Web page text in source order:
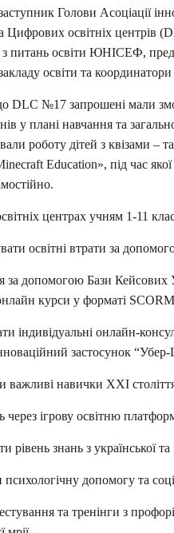
Голови Асоціації
Цифрових освітніх центрів
питань освіти ЮНІСЕФ,
закладу освіти та
DLС №17 запрошені мали
у плані навчання та
роботу дітей з квізами –
Education», під час
центрах учням 1-11
освітні втрати за
за допомогою Бази Кейсових
курси у форматі
індивідуальні онлайн-
застосунок
важливі навички XXI
через ігрову освітню
рівень знань з української
психологічну допомогу та
та тренінги з